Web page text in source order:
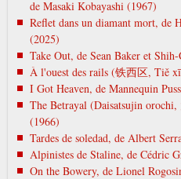
de Masaki Kobayashi (1967)
Reflet dans un diamant mort, de
(2025)
Take Out, de Sean Baker et
À l'ouest des rails (铁西区, Tiě
I Got Heaven, de Mannequin
The Betrayal (Daisatsujin
(1966)
Tardes de soledad, de Albert
Alpinistes de Staline, de Cédric
On the Bowery, de Lionel